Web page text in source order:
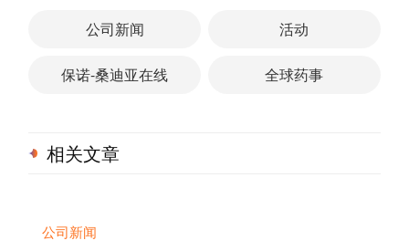
公司新闻 活动
保诺-桑迪亚在线 全球药事
相关文章
公司新闻